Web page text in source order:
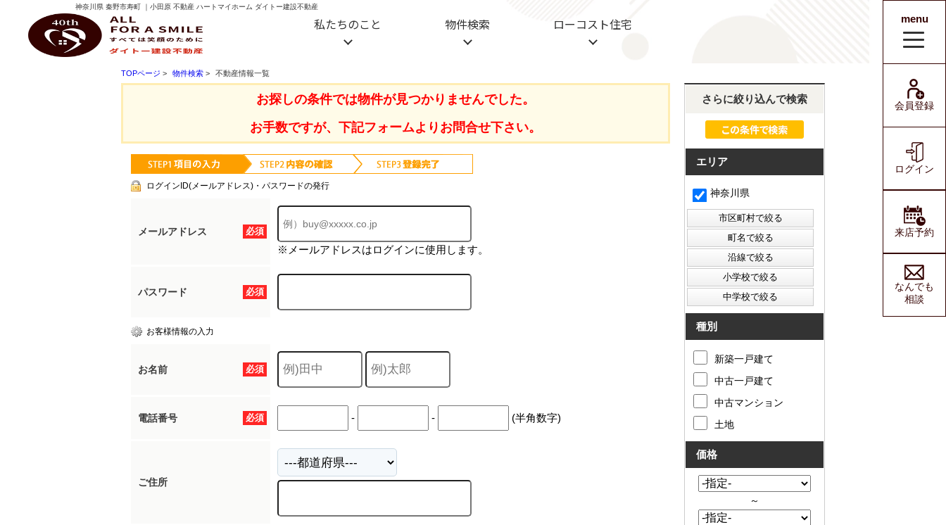
神奈川県 秦野市寿町 ｜小田原 不動産 ハートマイホーム ダイトー建設不動産
私たちのこと 物件検索 ローコスト住宅
ダイトー建設不動産
menu
会員登録
ログイン
来店予約
なんでも
相談
TOPページ > 物件検索 > 不動産情報一覧
お探しの条件では物件が見つかりませんでした。
お手数ですが、下記フォームよりお問合せ下さい。
ログインID(メールアドレス)・パスワードの発行
必須
メールアドレス
※メールアドレスはログインに使用します。
必須
パスワード
お客様情報の入力
必須
お名前
必須
電話番号 - - (半角数字)
ご住所
さらに絞り込んで検索
エリア
神奈川県
種別
新築一戸建て
中古一戸建て
中古マンション
土地
価格
～